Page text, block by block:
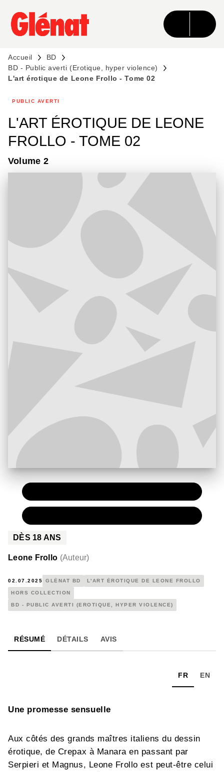
MENU RECHERCHE CONTENU
PIED DE PAGE
Accueil
BD
BD - Public averti (Erotique, hyper violence)
L'art érotique de Leone Frollo - Tome 02
PUBLIC AVERTI
L'ART ÉROTIQUE DE LEONE
FROLLO - TOME 02
Volume 2
DÈS 18 ANS
Leone Frollo (Auteur)
02.07.2025 GLÉNAT BD L'ART ÉROTIQUE DE LEONE FROLLO
HORS COLLECTION
BD - PUBLIC AVERTI (EROTIQUE, HYPER VIOLENCE)
RÉSUMÉ DÉTAILS AVIS
FR EN
Une promesse sensuelle
Aux côtés des grands maîtres italiens du dessin
érotique, de Crepax à Manara en passant par
Serpieri et Magnus, Leone Frollo est peut-être celui